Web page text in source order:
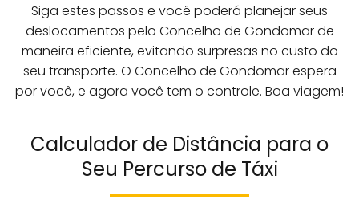
Siga estes passos e você poderá planejar seus
deslocamentos pelo Concelho de Gondomar de
maneira eficiente, evitando surpresas no custo do
seu transporte. O Concelho de Gondomar espera
por você, e agora você tem o controle. Boa viagem!
Calculador de Distância para o
Seu Percurso de Táxi